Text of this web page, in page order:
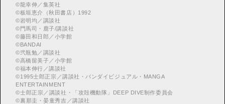
©龍幸伸／集英社
©板垣恵介（秋田書店）1992
©岩明均／講談社
©門馬司・鹿子/講談社
©藤田和日郎／小学館
©BANDAI
©弐瓶勉／講談社
©高橋留美子／小学館
©福本伸行／講談社
©︎1995士郎正宗／講談社・バンダイビジュアル・MANGA
ENTERTAINMENT
©︎士郎正宗／講談社・「攻殻機動隊」DEEP DIVE制作委員会
©︎裏那圭・晏童秀吉／講談社